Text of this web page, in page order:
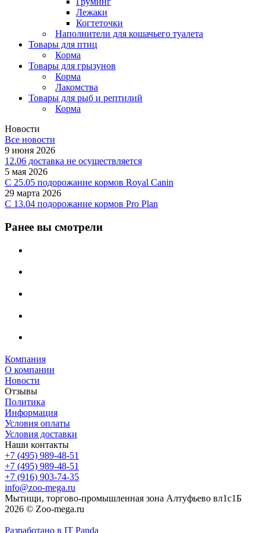
Лежаки
Когтеточки
Наполнители для кошачьего туалета
Товары для птиц
Корма
Товары для грызунов
Корма
Лакомства
Товары для рыб и рептилий
Корма
Новости
Все новости
9 июня 2026
12.06 доставка не осуществляется
5 мая 2026
C 25.05 подорожание кормов Royal Canin
29 марта 2026
С 13.04 подорожание кормов Pro Plan
Ранее вы смотрели
Компания
О компании
Новости
Отзывы
Политика
Информация
Условия оплаты
Условия доставки
Наши контакты
+7 (495) 989-48-51
+7 (495) 989-48-51
+7 (916) 903-74-35
info@zoo-mega.ru
Мытищи, торгово-промышленная зона Алтуфьево вл1с1Б
2026 © Zoo-mega.ru
Разработано в IT Panda